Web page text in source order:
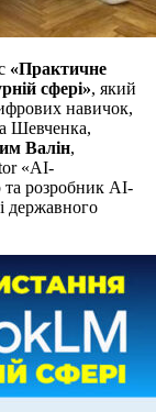
«Практичне
сфері», який
навичок,
Шевченка,
Валін,
«АІ-
та розробник AI-
державного